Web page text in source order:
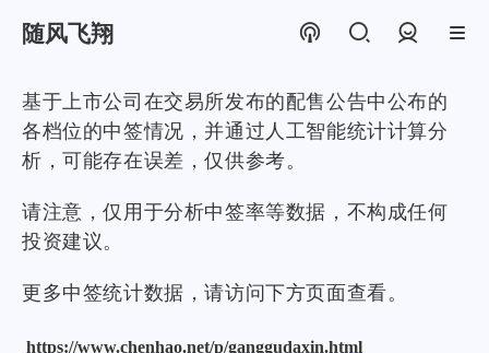
随风飞翔
基于上市公司在交易所发布的配售公告中公布的
各档位的中签情况，并通过人工智能统计计算分
析，可能存在误差，仅供参考。
请注意，仅用于分析中签率等数据，不构成任何
投资建议。
更多中签统计数据，请访问下方页面查看。
https://www.chenhao.net/p/ganggudaxin.html